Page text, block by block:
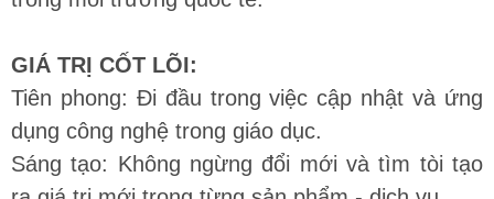
GIÁ TRỊ CỐT LÕI:
Tiên phong: Đi đầu trong việc cập nhật và ứng
dụng công nghệ trong giáo dục.
Sáng tạo: Không ngừng đổi mới và tìm tòi tạo